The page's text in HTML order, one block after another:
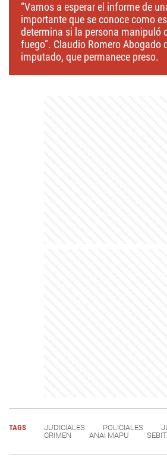
“Vamos a esperar el informe de
importante que se conoce como
determina si la persona manipuló
fuego”. Claudio Romero Abogado
imputado, que permanece preso.
TAGS JUDICIALES POLICIALES
CRIMEN
ANAI MAPU